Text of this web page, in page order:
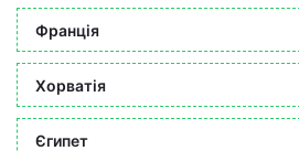
Франція
Хорватія
Єгипет